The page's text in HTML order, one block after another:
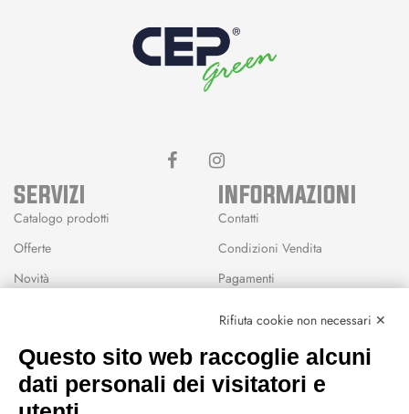
SERVIZI
Catalogo prodotti
Offerte
Novità
Wishlist
INFORMAZIONI
Contatti
Condizioni Vendita
Pagamenti
CEP GREEN
Rifiuta cookie non necessari ✕
Questo sito web raccoglie alcuni
dati personali dei visitatori e